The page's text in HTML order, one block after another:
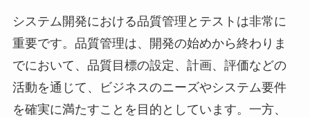
システム開発における品質管理とテストは非常に
重要です。品質管理は、開発の始めから終わりま
でにおいて、品質目標の設定、計画、評価などの
活動を通じて、ビジネスのニーズやシステム要件
を確実に満たすことを目的としています。一方、